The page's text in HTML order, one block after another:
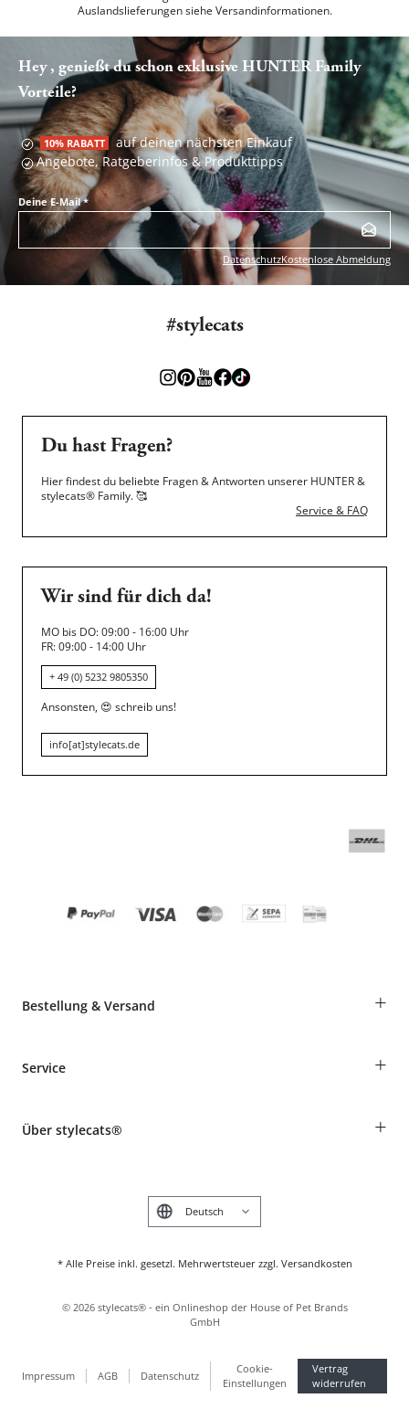
Auslandslieferungen siehe Versandinformationen.
Hey , genießt du schon exklusive HUNTER Family
Vorteile?
10% RABATT auf deinen nächsten Einkauf
Angebote, Ratgeberinfos & Produkttipps
Deine E-Mail*
DatenschutzKostenlose Abmeldung
#stylecats
Du hast Fragen?
Hier findest du beliebte Fragen & Antworten unserer HUNTER &
stylecats® Family.🥰
Service & FAQ
Wir sind für dich da!
MO bis DO: 09:00 - 16:00 Uhr
FR: 09:00 - 14:00 Uhr
+ 49 (0) 5232 9805350
Ansonsten, 😍 schreib uns!
info[at]stylecats.de
Bestellung & Versand +
Informationen zur Lieferung
Produkte reklamieren und zurücksenden
Service +
Tierkrankenversicherung
Über stylecats® +
* Alle Preise inkl. gesetzl. Mehrwertsteuer zzgl. Versandkosten
English
Impressum AGB Datenschutz
Cookie-
Einstellungen
Vertrag
widerrufen
© 2026 stylecats® - ein Onlineshop der House of Pet Brands
GmbH